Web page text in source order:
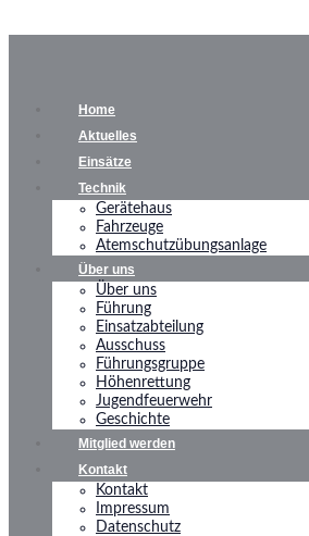
Home
Aktuelles
Einsätze
Technik
Gerätehaus
Fahrzeuge
Atemschutzübungsanlage
Über uns
Über uns
Führung
Einsatzabteilung
Ausschuss
Führungsgruppe
Höhenrettung
Jugendfeuerwehr
Geschichte
Mitglied werden
Kontakt
Kontakt
Impressum
Datenschutz